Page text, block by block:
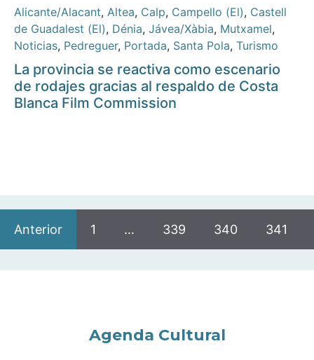
Alicante/Alacant, Altea, Calp, Campello (El), Castell
de Guadalest (El), Dénia, Jávea/Xàbia, Mutxamel,
Noticias, Pedreguer, Portada, Santa Pola, Turismo
La provincia se reactiva como escenario
de rodajes gracias al respaldo de Costa
Blanca Film Commission
Anterior 1 … 339 340 341
Agenda Cultural